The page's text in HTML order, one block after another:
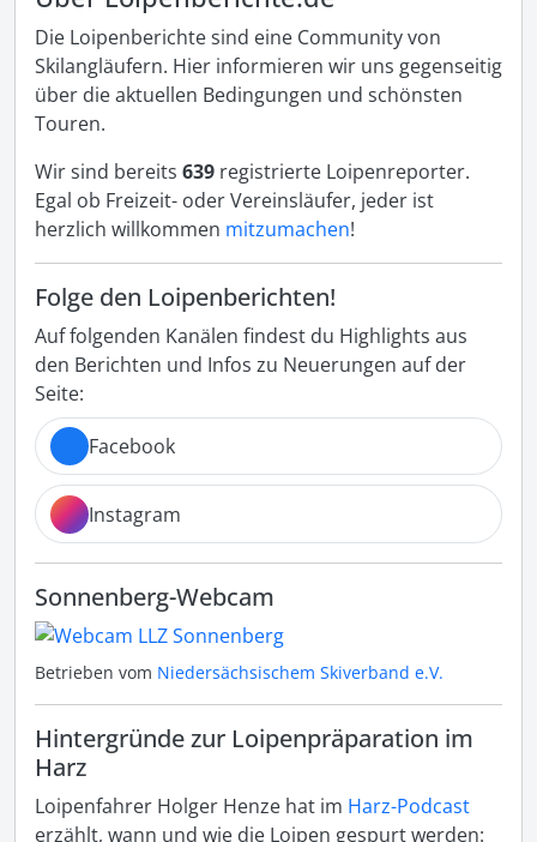
Die Loipenberichte sind eine Community von
Skilangläufern. Hier informieren wir uns gegenseitig
über die aktuellen Bedingungen und schönsten
Touren.
Wir sind bereits 639 registrierte Loipenreporter.
Egal ob Freizeit- oder Vereinsläufer, jeder ist
herzlich willkommen mitzumachen!
Folge den Loipenberichten!
Auf folgenden Kanälen findest du Highlights aus
den Berichten und Infos zu Neuerungen auf der
Seite:
Facebook
Instagram
Sonnenberg-Webcam
Betrieben vom Niedersächsischem Skiverband e.V.
Hintergründe zur Loipenpräparation im
Harz
Loipenfahrer Holger Henze hat im Harz-Podcast
erzählt, wann und wie die Loipen gespurt werden: